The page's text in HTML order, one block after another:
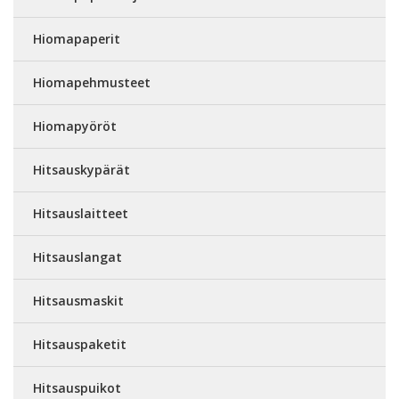
Hiomapaperit
Hiomapehmusteet
Hiomapyöröt
Hitsauskypärät
Hitsauslaitteet
Hitsauslangat
Hitsausmaskit
Hitsauspaketit
Hitsauspuikot